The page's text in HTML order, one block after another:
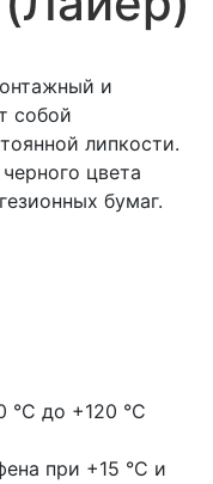
и
собой
липкости.
цвета
бумаг.
°С до +120 °С
при +15 °С и